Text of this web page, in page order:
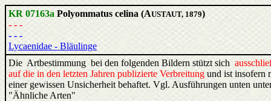
KR 07163a Polyommatus celina (AUSTAUT, 1879)
- - -
- - -
Lycaenidae - Bläulinge
Die Artbestimmung bei den folgenden Bildern stützt sich
auf die in den letzten Jahren publizierte Verbreitung und ist insofern
einer gewissen Unsicherheit behaftet. Vgl. Ausführungen unten
"Ähnliche Arten"